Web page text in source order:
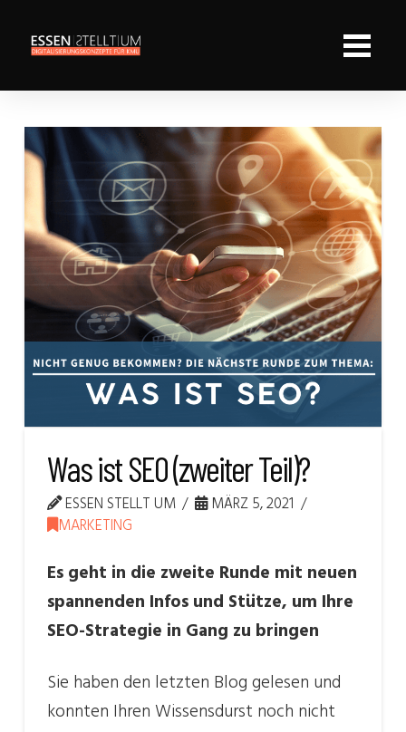
Was ist SEO (zweiter Teil)?
ESSEN STELLT UM
MÄRZ 5, 2021
MARKETING
Es geht in die zweite Runde mit neuen
spannenden Infos und Stütze, um Ihre
SEO-Strategie in Gang zu bringen
Sie haben den letzten Blog gelesen und
konnten Ihren Wissensdurst noch nicht